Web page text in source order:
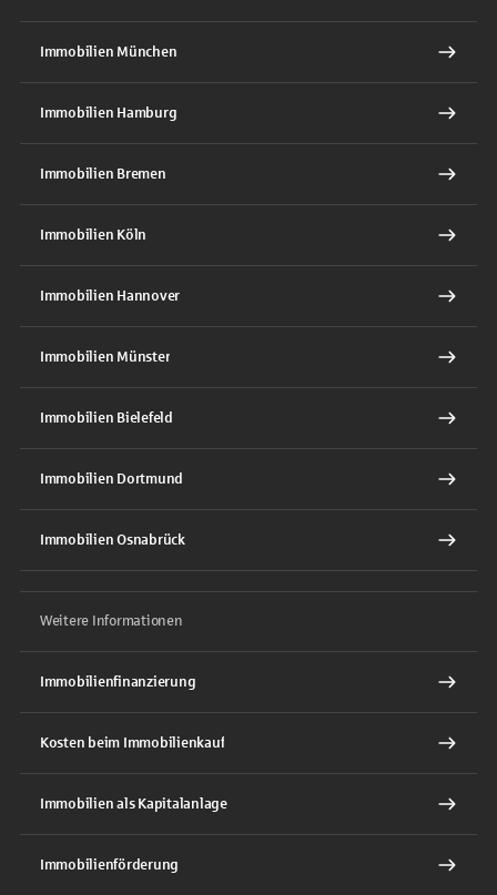
Immobilien München
Immobilien Hamburg
Immobilien Bremen
Immobilien Köln
Immobilien Hannover
Immobilien Münster
Immobilien Bielefeld
Immobilien Dortmund
Immobilien Osnabrück
Weitere Informationen
Immobilienfinanzierung
Kosten beim Immobilienkauf
Immobilien als Kapitalanlage
Immobilienförderung